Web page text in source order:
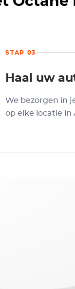
STAP 03
Haal uw
We bezorgen in
op elke locatie in